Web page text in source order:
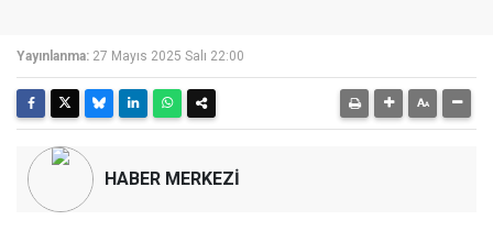
Yayınlanma: 27 Mayıs 2025 Salı 22:00
HABER MERKEZİ